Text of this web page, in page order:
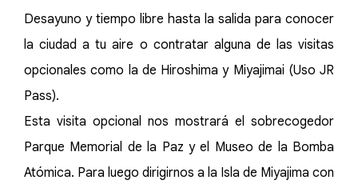
Desayuno y tiempo libre hasta la salida para conocer
la ciudad a tu aire o contratar alguna de las visitas
opcionales como la de Hiroshima y Miyajimai (Uso JR
Pass).
Esta visita opcional nos mostrará el sobrecogedor
Parque Memorial de la Paz y el Museo de la Bomba
Atómica. Para luego dirigirnos a la Isla de Miyajima con